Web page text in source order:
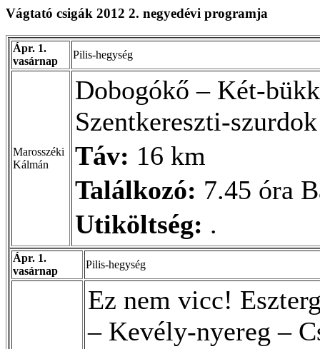
Vágtató csigák 2012 2. negyedévi programja
Ápr. 1.
vasárnap
Pilis-hegység
Marosszéki
Kálmán
Dobogókő – Két-
Szentkereszti-
Táv: 16 km
Találkozó: 7.45 óra
Utiköltség: .
Ápr. 1.
vasárnap
Pilis-hegység
Ez nem vicc!
– Kevély-nyereg –